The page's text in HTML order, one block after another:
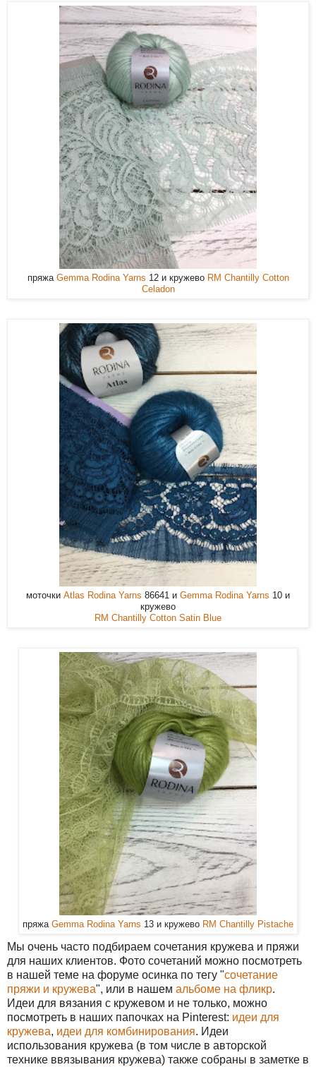
пряжа Gemma Rodina Yarns 12 и кружево RM Chantilly Cotton
Celadon
моточки Atlas Rodina Yarns 86641 и Gemma Rodina Yarns 10 и
кружево
RM Chantilly Cotton Satin Blue
пряжа Gemma Rodina Yarns 13 и кружево RM Chantilly Pistache
Мы очень часто подбираем сочетания кружева и пряжи
для наших клиентов. Фото сочетаний можно посмотреть
в нашей теме на форуме осинка по тегу "сочетание
пряжи и кружева", или в нашем альбоме на фликр.
Идеи для вязания с кружевом и не только, можно
посмотреть в наших папочках на Pinterest: идеи для
кружева, идеи для комбинирования. Идеи
использования кружева (в том числе в авторской
технике ввязывания кружева) также собраны в заметке в